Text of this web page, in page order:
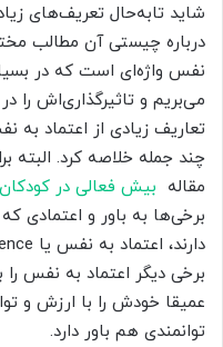
شاید تابه‌حال تعریف‌های
درباره چیستی آن مطالب
نفس واژه‌ای است که در
می‌بریم و تاثیرگذاری‌اش را
تعاریف زیادی از اعتماد به
چند جمله خلاصه کرد. البته
مقاله بیش فعالی در کودکان
برخی‌ها به باور و اعتمادی
دارند، اعتماد به نفس یا Self-Confidence می‌گویند.
برخی دیگر اعتماد به نفس
عمیقا خودش را با ارزش و
توانمندی هم باور دارد.